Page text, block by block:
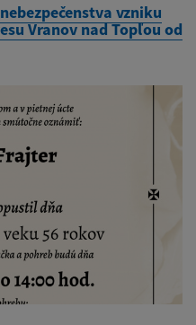
vzniku
Vranov nad Topľou od